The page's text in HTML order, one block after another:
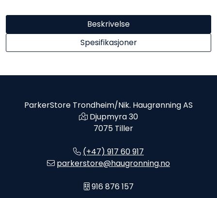
Beskrivelse
Spesifikasjoner
ParkerStore Trondheim/Nik. Haugrønning AS
Djupmyra 30
7075 Tiller
(+47) 917 60 917
parkerstore@haugronning.no
916 876 157